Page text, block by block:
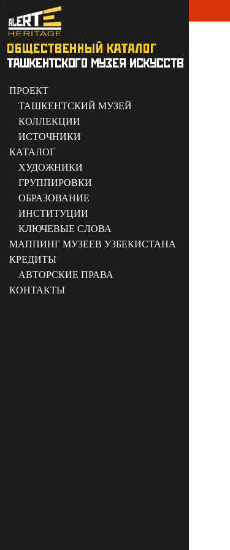
ПРОЕКТ
ТАШКЕНТСКИЙ МУЗЕЙ
КОЛЛЕКЦИИ
ИСТОЧНИКИ
КАТАЛОГ
ХУДОЖНИКИ
ГРУППИРОВКИ
ОБРАЗОВАНИЕ
ИНСТИТУЦИИ
КЛЮЧЕВЫЕ СЛОВА
МАППИНГ МУЗЕЕВ УЗБЕКИСТАНА
КРЕДИТЫ
АВТОРСКИЕ ПРАВА
КОНТАКТЫ